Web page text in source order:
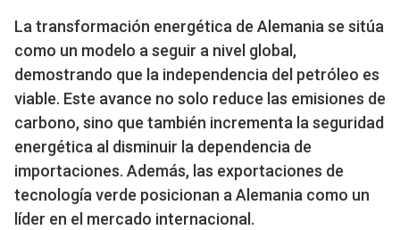
La transformación energética de Alemania se sitúa
como un modelo a seguir a nivel global,
demostrando que la independencia del petróleo es
viable. Este avance no solo reduce las emisiones de
carbono, sino que también incrementa la seguridad
energética al disminuir la dependencia de
importaciones. Además, las exportaciones de
tecnología verde posicionan a Alemania como un
líder en el mercado internacional.